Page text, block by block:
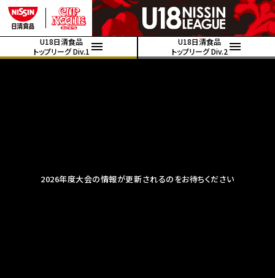
U18日清食品
トップリーグ Div.1
U18日清食品
トップリーグ Div.2
2026年度大会の情報が更新されるのをお待ちください